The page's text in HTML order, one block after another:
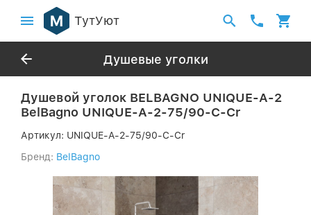
ТутУют
Душевые уголки
Душевой уголок BELBAGNO UNIQUE-A-2
BelBagno UNIQUE-A-2-75/90-C-Cr
Артикул: UNIQUE-A-2-75/90-C-Cr
Бренд: BelBagno